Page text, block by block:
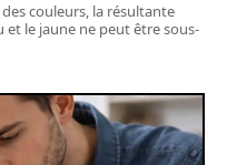
couleurs, la résultante
le jaune ne peut être sous-